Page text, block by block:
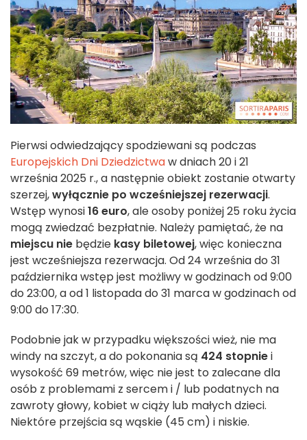
Pierwsi odwiedzający spodziewani są podczas
Europejskich Dni Dziedzictwaw dniach 20 i 21
września 2025 r., a następnie obiekt zostanie otwarty
szerzej,wyłącznie po wcześniejszej rezerwacji.
Wstęp wynosi16 euro, ale osoby poniżej 25 roku życia
mogą zwiedzać bezpłatnie. Należy pamiętać, że na
miejscu nie będzie kasy biletowej, więc konieczna
jest wcześniejsza rezerwacja. Od 24 września do 31
października wstęp jest możliwy w godzinach od 9:00
do 23:00, a od 1 listopada do 31 marca w godzinach od
9:00 do 17:30.
Podobnie jak w przypadku większości wież, nie ma
windy na szczyt, a do pokonania są 424 stopniei
wysokość 69 metrów, więc nie jest to zalecane dla
osób z problemami z sercem i / lub podatnych na
zawroty głowy, kobiet w ciąży lub małych dzieci.
Niektóre przejścia są wąskie (45 cm) i niskie.